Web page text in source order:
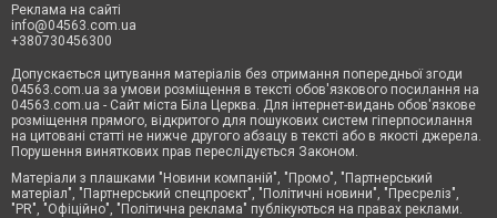
Реклама на сайті
info@04563.com.ua
+380730456300
Допускається цитування матеріалів без отримання попередньої згоди
04563.com.ua за умови розміщення в тексті обов'язкового посилання на
04563.com.ua - Сайт міста Біла Церква. Для інтернет-видань обов'язкове
розміщення прямого, відкритого для пошукових систем гіперпосилання
на цитовані статті не нижче другого абзацу в тексті або в якості джерела.
Порушення виняткових прав переслідується Законом.
Матеріали з плашками "Новини компаній", "Промо", "Партнерський
матеріал", "Партнерський спецпроєкт", "Політичні новини", "Пресреліз",
"PR", "Офіційно", "Політична реклама" публікуються на правах реклами.